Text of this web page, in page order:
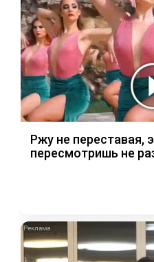
Ржу не переставая,
пересмотришь не